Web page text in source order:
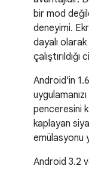
bir mod
deneyimi.
dayalı olarak
Android'in
penceresini
kaplayan
emülasyonu
Android 3.2